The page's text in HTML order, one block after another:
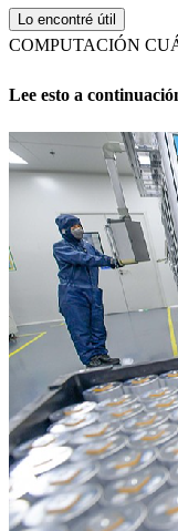
Lo encontré útil
COMPUTACIÓN
Lee esto a